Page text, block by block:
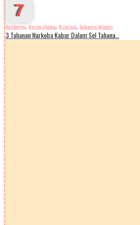
7
Bantaeng, Berita Utama, Kriminal, Sulawesi Selatan
3 Tahanan Narkoba Kabur Dalam Sel Tahana…